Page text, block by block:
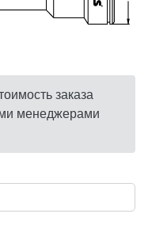
заказа
менеджерами